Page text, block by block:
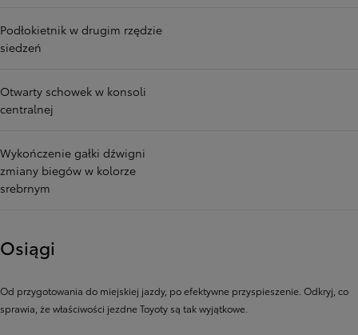
Podłokietnik w drugim rzędzie
siedzeń
Otwarty schowek w konsoli
centralnej
Wykończenie gałki dźwigni
zmiany biegów w kolorze
srebrnym
Osiągi
Od przygotowania do miejskiej jazdy, po efektywne przyspieszenie. Odkryj, co
sprawia, że ​​właściwości jezdne Toyoty są tak wyjątkowe.